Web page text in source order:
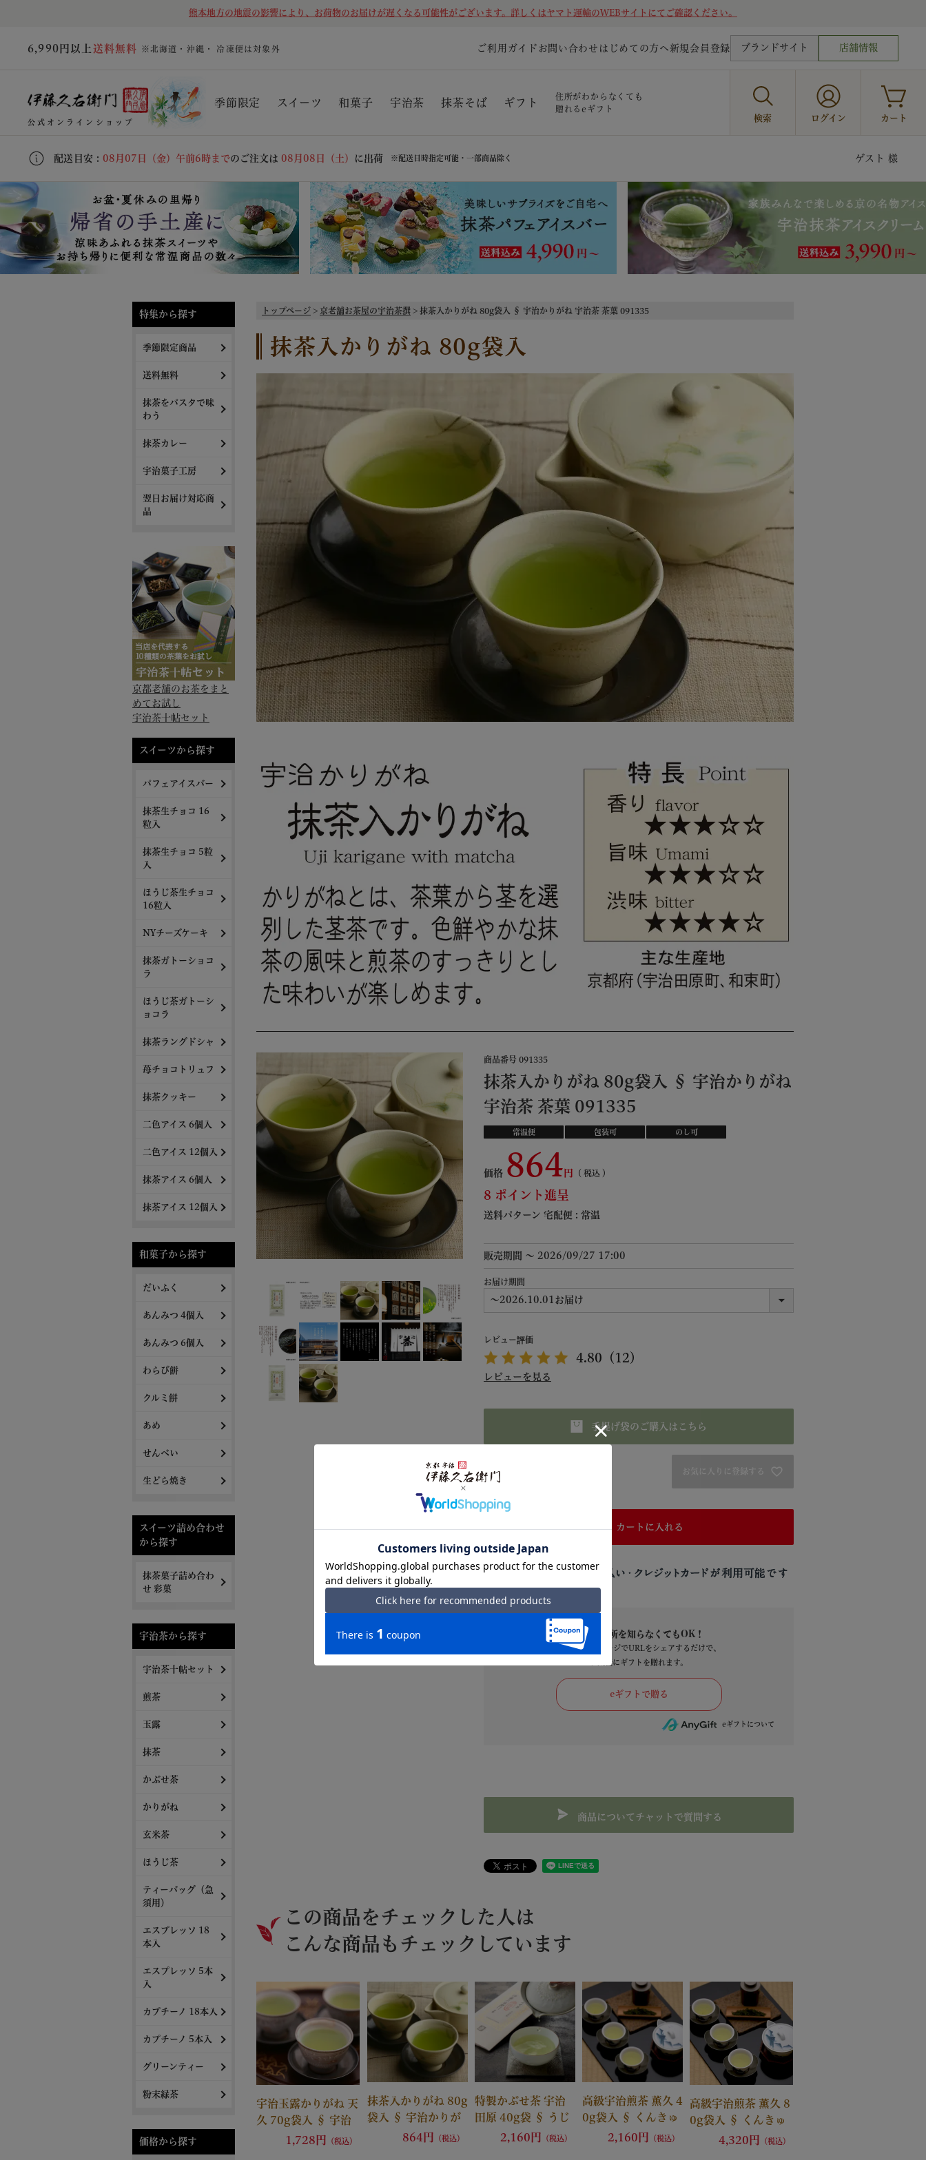
熊本地方の地震の影響により、お荷物のお届けが遅くなる可能性がございます。詳しくはヤマト運輸のWEBサイトにてご確認ください。
6,990円以上 送料無料 ※北海道・沖縄・ 冷凍便は対象外 ご利用ガイド お問い合わせ はじめての方へ 新規会員登録 ブランドサイト 店舗情報
公式オンラインショップ
季節限定 スイーツ 和菓子 宇治茶 抹茶そば ギフト
住所がわからなくても
贈れるeギフト
検索 ログイン カート
配送目安 : 08月07日（金）午前6時までのご注文は 08月08日（土） に出荷 ※配送日時指定可能・一部商品除く ゲスト 様
特集から探す
季節限定商品
送料無料
抹茶をパスタで味
わう
抹茶カレー
宇治菓子工房
翌日お届け対応商
品
京都老舗のお茶をまと
めてお試し
宇治茶十帖セット
スイーツから探す
パフェアイスバー
抹茶生チョコ 16
粒入
抹茶生チョコ 5粒
入
ほうじ茶生チョコ
16粒入
NYチーズケーキ
抹茶ガトーショコ
ラ
ほうじ茶ガトーシ
ョコラ
抹茶ラングドシャ
苺チョコトリュフ
抹茶クッキー
二色アイス 6個入
二色アイス 12個入
抹茶アイス 6個入
抹茶アイス 12個入
和菓子から探す
だいふく
あんみつ 4個入
あんみつ 6個入
わらび餅
クルミ餅
あめ
せんべい
生どら焼き
スイーツ詰め合わせ
から探す
抹茶菓子詰め合わ
せ 彩菓
宇治茶から探す
宇治茶十帖セット
煎茶
玉露
抹茶
かぶせ茶
かりがね
玄米茶
ほうじ茶
ティーバッグ（急
須用）
エスプレッソ 18
本入
エスプレッソ 5本
入
カプチーノ 18本入
カプチーノ 5本入
グリーンティー
粉末緑茶
価格から探す
トップページ 京老舗お茶屋の宇治茶撰 抹茶入かりがね 80g袋入 § 宇治かりがね 宇治茶 茶葉 091335
抹茶入かりがね 80g袋入
商品番号 091335
抹茶入かりがね 80g袋入 § 宇治かりがね
宇治茶 茶葉 091335
常温便 包装可 のし可
価格 864 税込
8 ポイント進呈
送料パターン 宅配便 : 常温
販売期間 〜 2026/09/27 17:00
お届け期間
(
)
レビュー評価
4.80 （12）
レビューを見る
手提げ袋のご購入はこちら
お気に入りに登録する
カートに入れる
相手の住所を知らなくてもOK！
LINEやメッセージでURLをシェアするだけで、
お気軽にギフトを贈れます。
商品についてチャットで質問する
この商品をチェックした人は
こんな商品もチェックしています
宇治玉露かりがね 天
久 70g袋入 § 宇治
茶 茶葉 茎茶 てんき
1,728円 （税込）
抹茶入かりがね 80g
袋入 § 宇治かりが
ね 宇治茶 茶葉 091
864円 （税込）
特製かぶせ茶 宇治
田原 40g袋 § うじ
たわら 伊藤久右衛
2,160円 （税込）
高級宇治煎茶 薫久 4
0g袋入 § くんきゅ
う 宇治茶 茶葉 黄檗
2,160円 （税込）
高級宇治煎茶 薫久 8
0g袋入 § くんきゅ
う 宇治茶 茶葉 黄檗
4,320円 （税込）